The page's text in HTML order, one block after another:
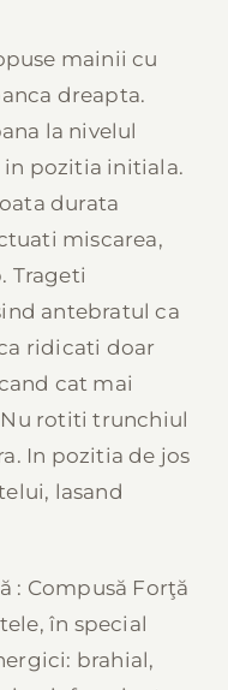
mainii cu
dreapta.
la nivelul
pozitia initiala.
durata
miscarea,
Trageti
antebratul ca
ridicati doar
cat mai
rotiti trunchiul
In pozitia de jos
lasand
: Compusă Forţă
în special
brahial,